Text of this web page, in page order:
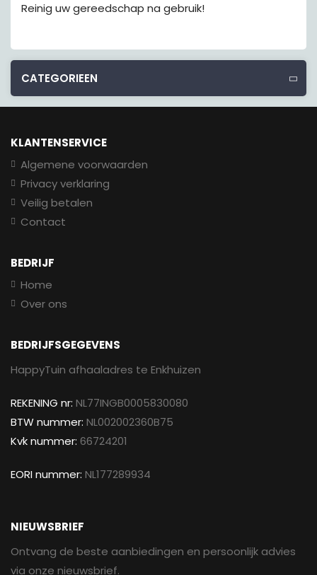
Reinig uw gereedschap na gebruik!
CATEGORIEEN
KLANTENSERVICE
Algemene voorwaarden
Privacy verklaring
Veilig betalen
Contact
BEDRIJF
Home
Over ons
BEDRIJFSGEGEVENS
HappyTuin afhaaladres te Enkhuizen
REKENING nr: NL77INGB0005830080
BTW nummer: NL002002360B75
Kvk nummer: 66724201
EORI nummer: NL177289934
NIEUWSBRIEF
Ontvang de beste aanbiedingen en persoonlijk advies
via onze nieuwsbrief.